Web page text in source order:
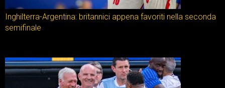
Inghilterra-Argentina: britannici appena favoriti nella seconda
semifinale